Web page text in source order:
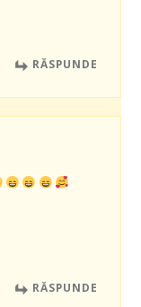
RĂSPUNDE
RĂSPUNDE